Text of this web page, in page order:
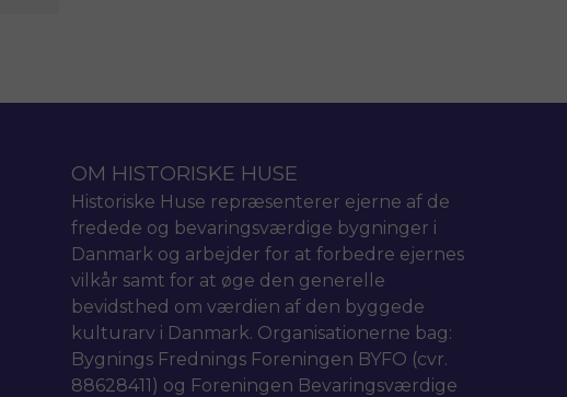
OM HISTORISKE HUSE
Historiske Huse repræsenterer ejerne af de
fredede og bevaringsværdige bygninger i
Danmark og arbejder for at forbedre ejernes
vilkår samt for at øge den generelle
bevidsthed om værdien af den byggede
kulturarv i Danmark. Organisationerne bag:
Bygnings Frednings Foreningen BYFO (cvr.
88628411) og Foreningen Bevaringsværdige